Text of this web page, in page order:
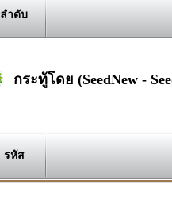
ลำดับ
กระทู้โดย (SeedNew -
รหัส